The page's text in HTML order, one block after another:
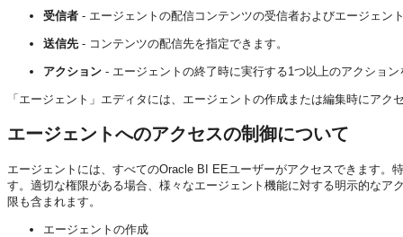
受信者 - エージェントの配信コンテンツの受信者およびエージェン
送信先 - コンテンツの配信先を指定できます。
アクション - エージェントの終了時に実行する1つ以上のアクショ
「エージェント」エディタには、エージェントの作成または編集時にアク
エージェントへのアクセスの制御について
エージェントには、すべてのOracle BI EEユーザーがアクセスできます。
す。適切な権限がある場合、様々なエージェント機能に対する明示的な
限も含まれます。
エージェントの作成